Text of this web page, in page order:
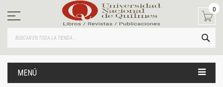
contenido
0
MENÚ